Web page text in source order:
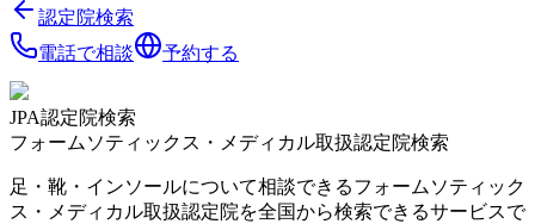
認定院検索
電話で相談
予約する
JPA認定院検索
フォームソティックス・メディカル取扱認定院検索
足・靴・インソールについて相談できるフォームソティック
ス・メディカル取扱認定院を全国から検索できるサービスで